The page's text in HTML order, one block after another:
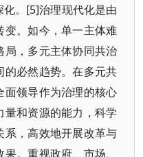
。[5]治理现代化是由
。如今，单一主体难
局，多元主体协同共治
的必然趋势。在多元共
领导作为治理的核心
和资源的能力，科学
，高效地开展改革与
。重视政府、市场、